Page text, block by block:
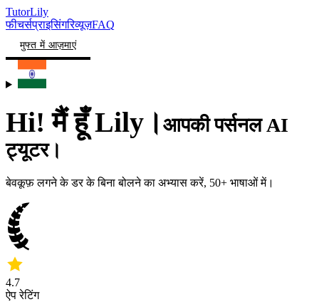
TutorLily
फीचर्सप्राइसिंगरिव्यूज़FAQ
मुफ्त में आज़माएं
Hi! मैं हूँ Lily। आपकी पर्सनल AI
ट्यूटर।
बेवकूफ़ लगने के डर के बिना बोलने का अभ्यास करें, 50+ भाषाओं में।
4.7
ऐप रेटिंग